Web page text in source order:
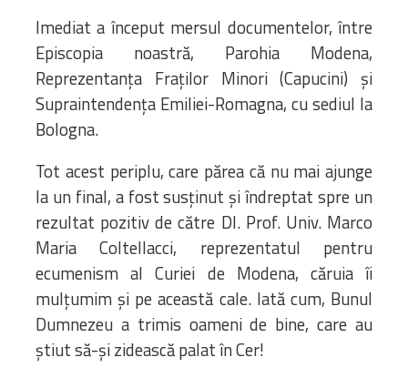
Imediat a început mersul documentelor, între
Episcopia noastră, Parohia Modena,
Reprezentanța Fraților Minori (Capucini) și
Supraintendența Emiliei-Romagna, cu sediul la
Bologna.
Tot acest periplu, care părea că nu mai ajunge
la un final, a fost susținut și îndreptat spre un
rezultat pozitiv de către Dl. Prof. Univ. Marco
Maria Coltellacci, reprezentatul pentru
ecumenism al Curiei de Modena, căruia îi
mulțumim și pe această cale. Iată cum, Bunul
Dumnezeu a trimis oameni de bine, care au
știut să-și zidească palat în Cer!